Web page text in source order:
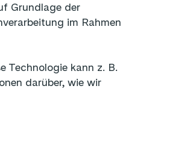
Grundlage der
im Rahmen
Technologie kann z. B.
darüber, wie wir